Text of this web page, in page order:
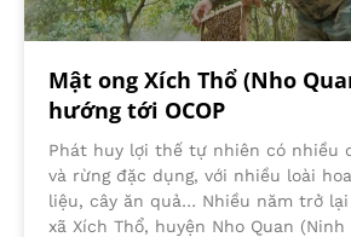
Mật ong Xích Thổ (Nho
hướng tới OCOP
Phát huy lợi thế tự nhiên có nhiều
và rừng đặc dụng, với nhiều loài
liệu, cây ăn quả… Nhiều năm trở lại
xã Xích Thổ, huyện Nho Quan